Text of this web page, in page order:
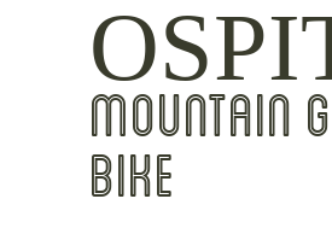
MOUNTAIN
BIKE